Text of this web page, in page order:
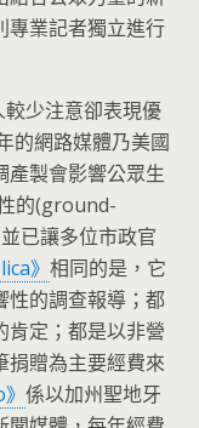
專業記者獨立進行
少注意卻表現優
的網路媒體乃美國
產製會影響公眾生
的(ground-
已讓多位市政官
》 相同的是，它
性的調查報導；都
肯定；都是以非營
捐贈為主要經費來
係以加州聖地牙